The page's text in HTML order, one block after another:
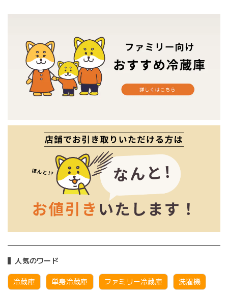
人気のワード
冷蔵庫 単身冷蔵庫 ファミリー冷蔵庫 洗濯機